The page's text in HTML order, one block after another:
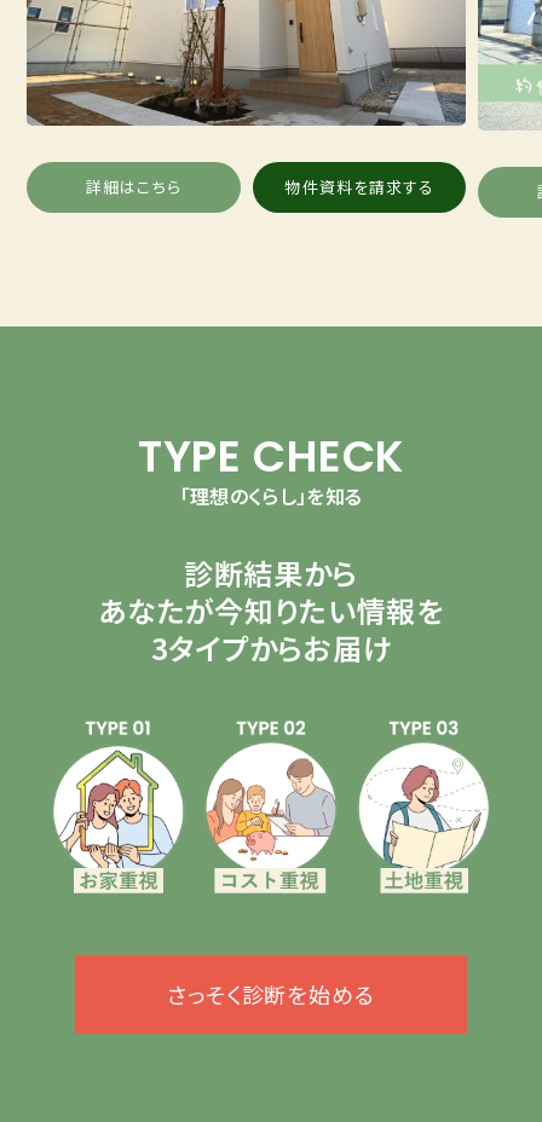
詳細はこちら 物件資料を請求する
TYPE CHECK
「理想のくらし」を知る
診断結果から
あなたが今知りたい情報を
3タイプからお届け
さっそく診断を始める